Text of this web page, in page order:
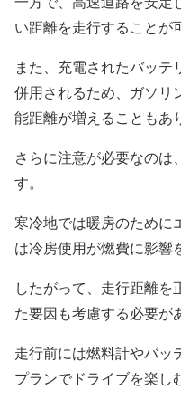
い距離を走行することが
また、充電されたバッテ
併用されるため、ガソリ
能距離が増えることもあ
さらに注意が必要なのは
す。
寒冷地では暖房のために
は冷房使用が燃費に影響
したがって、走行距離を
た要因も考慮する必要が
走行前には燃料計やバッ
プランでドライブを楽し